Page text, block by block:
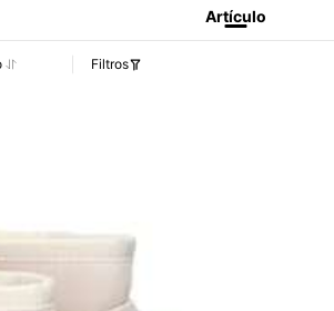
Artículo
Filtros